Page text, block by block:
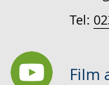
Tel:
Film